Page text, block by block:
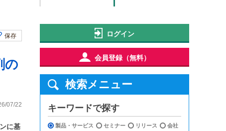
保存
の
07/22
に基
ログイン
会員登録（無料）
検索メニュー
キーワードで探す
製品・サービス セミナー リリース 会社